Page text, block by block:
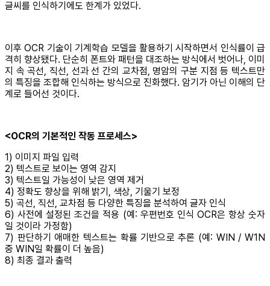
글씨를 인식하기에도 한계가 있었다.
이후 OCR 기술이 기계학습 모델을 활용하기 시작하면서 인식률이 급
격히 향상됐다. 단순히 폰트와 패턴을 대조하는 방식에서 벗어나, 이미
지 속 곡선, 직선, 선과 선 간의 교차점, 명암의 구분 지점 등 텍스트만
의 특징을 조합해 인식하는 방식으로 진화했다. 암기가 아닌 이해의 단
계로 들어선 것이다.
<OCR의 기본적인 작동 프로세스>
1) 이미지 파일 입력
2) 텍스트로 보이는 영역 감지
3) 텍스트일 가능성이 낮은 영역 제거
4) 정확도 향상을 위해 밝기, 색상, 기울기 보정
5) 곡선, 직선, 교차점 등 다양한 특징을 분석하여 글자 인식
6) 사전에 설정된 조건을 적용 (예: 우편번호 인식 OCR은 항상 숫자
일 것이라 가정함)
7) 판단하기 애매한 텍스트는 확률 기반으로 추론 (예: WIN / W1N
중 WIN일 확률이 더 높음)
8) 최종 결과 출력